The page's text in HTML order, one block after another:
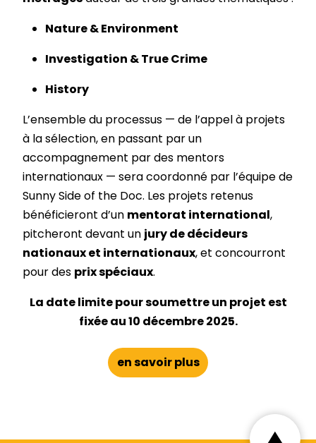
Nature & Environment
Investigation & True Crime
History
L’ensemble du processus — de l’appel à projets
à la sélection, en passant par un
accompagnement par des mentors
internationaux — sera coordonné par l’équipe de
Sunny Side of the Doc. Les projets retenus
bénéficieront d’un mentorat international,
pitcheront devant un jury de décideurs
nationaux et internationaux, et concourront
pour des prix spéciaux.
La date limite pour soumettre un projet est
fixée au 10 décembre 2025.
en savoir plus